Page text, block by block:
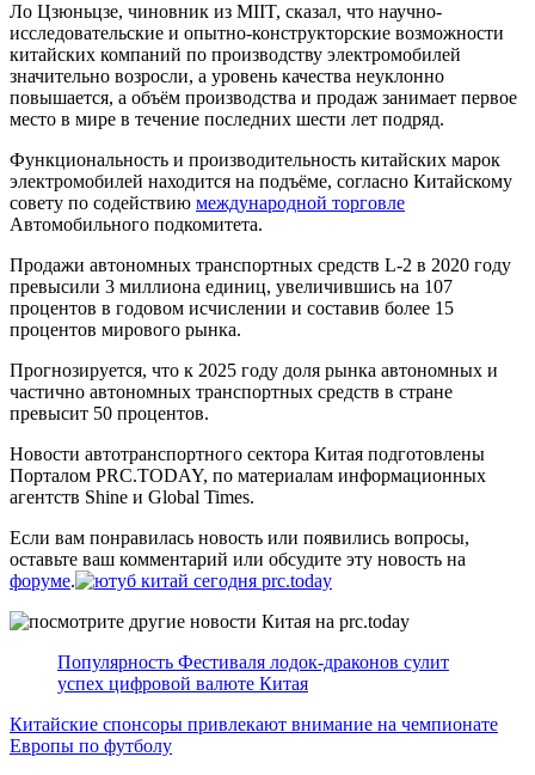
Ло Цзюньцзе, чиновник из MIIT, сказал, что научно-
исследовательские и опытно-конструкторские возможности
китайских компаний по производству электромобилей
значительно возросли, а уровень качества неуклонно
повышается, а объём производства и продаж занимает первое
место в мире в течение последних шести лет подряд.
Функциональность и производительность китайских марок
электромобилей находится на подъёме, согласно Китайскому
совету по содействию международной торговле
Автомобильного подкомитета.
Продажи автономных транспортных средств L-2 в 2020 году
превысили 3 миллиона единиц, увеличившись на 107
процентов в годовом исчислении и составив более 15
процентов мирового рынка.
Прогнозируется, что к 2025 году доля рынка автономных и
частично автономных транспортных средств в стране
превысит 50 процентов.
Новости автотранспортного сектора Китая подготовлены
Порталом PRC.TODAY, по материалам информационных
агентств Shine и Global Times.
Если вам понравилась новость или появились вопросы,
оставьте ваш комментарий или обсудите эту новость на
форуме.
Популярность Фестиваля лодок-драконов сулит
успех цифровой валюте Китая
Китайские спонсоры привлекают внимание на чемпионате
Европы по футболу